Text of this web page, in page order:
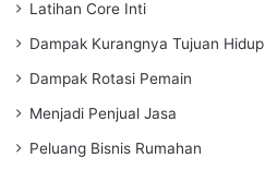
Latihan Core Inti
Dampak Kurangnya Tujuan Hidup
Dampak Rotasi Pemain
Menjadi Penjual Jasa
Peluang Bisnis Rumahan